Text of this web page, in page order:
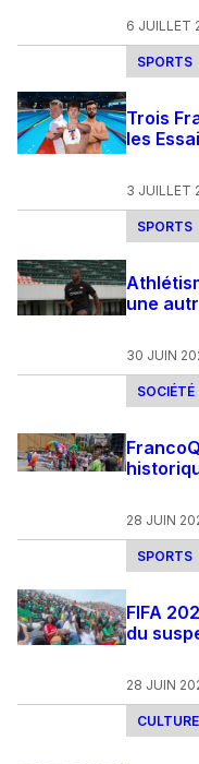
6 JUILLET
SPORTS
Trois
les
3 JUILLET
SPORTS
une
30 JUIN
SOCIÉTÉ
28 JUIN
SPORTS
FIFA
du
28 JUIN
CULTURE